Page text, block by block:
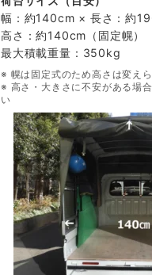
幅：約140cm × 長さ：約
高さ：約140cm（固定幌）
最大積載重量：350kg
※ 幌は固定式のため高さは変え
※ 高さ・大きさに不安がある場
い